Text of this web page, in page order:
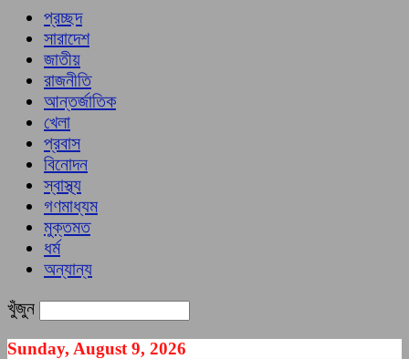
প্রচ্ছদ
সারাদেশ
জাতীয়
রাজনীতি
আন্তর্জাতিক
খেলা
প্রবাস
বিনোদন
স্বাস্থ্য
গণমাধ্যম
মুক্তমত
ধর্ম
অন্যান্য
খুঁজুন
Sunday, August 9, 2026